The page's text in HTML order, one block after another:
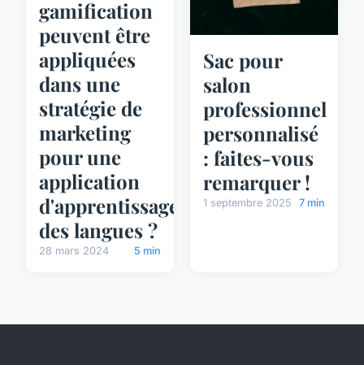
gamification
peuvent être
appliquées
dans une
stratégie de
marketing
pour une
application
d'apprentissage
des langues ?
28 mars 2024 5 min
Sac pour
salon
professionnel
personnalisé
: faites-vous
remarquer !
1 septembre 2025 7 min